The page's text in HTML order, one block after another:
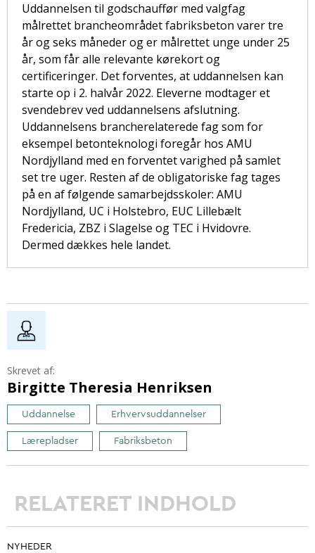
Uddannelsen til godschauffør med valgfag
målrettet brancheområdet fabriksbeton varer tre
år og seks måneder og er målrettet unge under 25
år, som får alle relevante kørekort og
certificeringer. Det forventes, at uddannelsen kan
starte op i 2. halvår 2022. Eleverne modtager et
svendebrev ved uddannelsens afslutning.
Uddannelsens brancherelaterede fag som for
eksempel betonteknologi foregår hos AMU
Nordjylland med en forventet varighed på samlet
set tre uger. Resten af de obligatoriske fag tages
på en af følgende samarbejdsskoler: AMU
Nordjylland, UC i Holstebro, EUC Lillebælt
Fredericia, ZBZ i Slagelse og TEC i Hvidovre.
Dermed dækkes hele landet.
Skrevet af:
Birgitte Theresia Henriksen
Uddannelse Erhvervsuddannelser
Lærepladser Fabriksbeton
RELATERET INDHOLD
NYHEDER